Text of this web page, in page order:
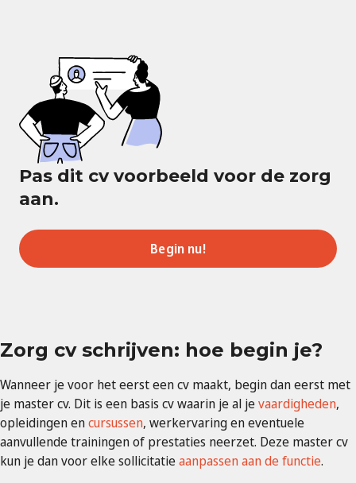
Pas dit cv voorbeeld voor de zorg
aan.
Begin nu!
Zorg cv schrijven: hoe begin je?
Wanneer je voor het eerst een cv maakt, begin dan eerst met
je master cv. Dit is een basis cv waarin je al jevaardigheden,
opleidingen encursussen, werkervaring en eventuele
aanvullende trainingen of prestaties neerzet. Deze master cv
kun je dan voor elke sollicitatieaanpassen aan de functie.